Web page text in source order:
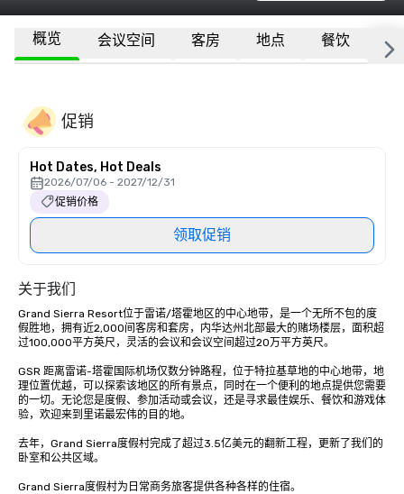
概览 会议空间 客房 地点 餐饮 更
促销
Hot Dates, Hot Deals
2026/07/06 - 2027/12/31
促销价格
领取促销
关于我们
Grand Sierra Resort位于雷诺/塔霍地区的中心地带，是一个无所不包的度
假胜地，拥有近2,000间客房和套房，内华达州北部最大的赌场楼层，面积超
过100,000平方英尺，灵活的会议和会议空间超过20万平方英尺。
GSR 距离雷诺-塔霍国际机场仅数分钟路程，位于特拉基草地的中心地带，地
理位置优越，可以探索该地区的所有景点，同时在一个便利的地点提供您需要
的一切。无论您是度假、参加活动或会议，还是寻求最佳娱乐、餐饮和游戏体
验，欢迎来到里诺最宏伟的目的地。
去年，Grand Sierra度假村完成了超过3.5亿美元的翻新工程，更新了我们的
卧室和公共区域。
Grand Sierra度假村为日常商务旅客提供各种各样的住宿。